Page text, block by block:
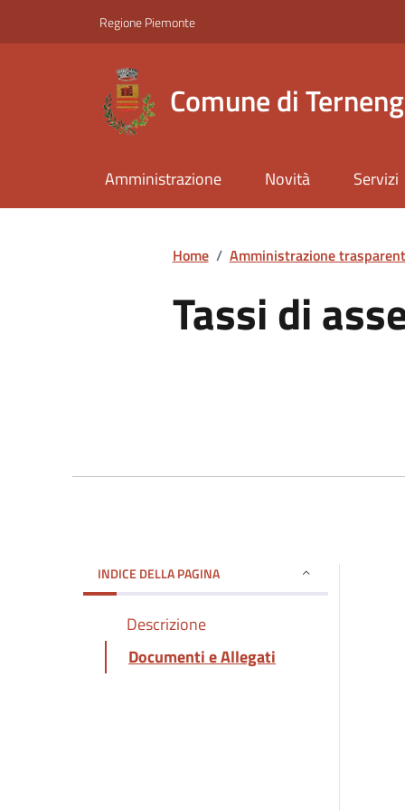
Regione Piemonte
Comune di
Amministrazione Novità Servizi
Home / Amministrazione
Tassi di
INDICE DELLA PAGINA
Descrizione
Documenti e Allegati